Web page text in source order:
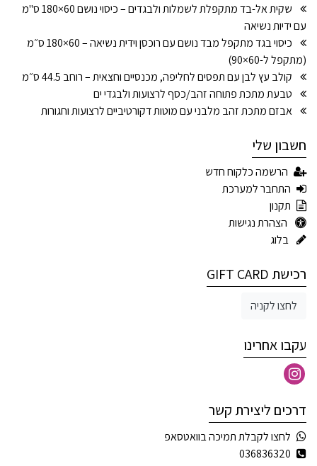
שקית אל-בד מתקפלת לשמלות ולבגדים – כיסוי נושם 60×180 ס"מ
עם ידיות נשיאה
כיסוי בגד מתקפל מבד נושם עם רוכסן וידית נשיאה – 60×180 ס״מ
(מתקפל ל-60×90)
קולב עץ לבן עם תפסים לחליפה, מכנסיים וחצאית – רוחב 44.5 ס״מ
טבעת מתכת פתוחה זהב/כסף לרצועות ולבגדי ים
אבזם מתכת זהב מלבני עם מוטות דקורטיביים לרצועות וחגורות
חשבון שלי
הרשמה כלקוח חדש
התחבר למערכת
תקנון
הצהרת נגישות
בלוג
רכישת GIFT CARD
לחצו לקניה
עקבו אחרינו
דרכים ליצירת קשר
לחצו לקבלת תמיכה בוואטסאפ
036836320